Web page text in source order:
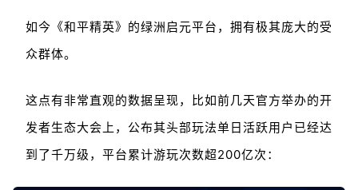
如今《和平精英》的绿洲启元平台，拥有极其庞大的受
众群体。
这点有非常直观的数据呈现，比如前几天官方举办的开
发者生态大会上，公布其头部玩法单日活跃用户已经达
到了千万级，平台累计游玩次数超200亿次：